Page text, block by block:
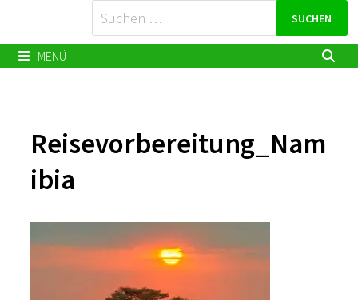
Suchen
nach:
MENÜ
Reisevorbereitung_Nam
ibia